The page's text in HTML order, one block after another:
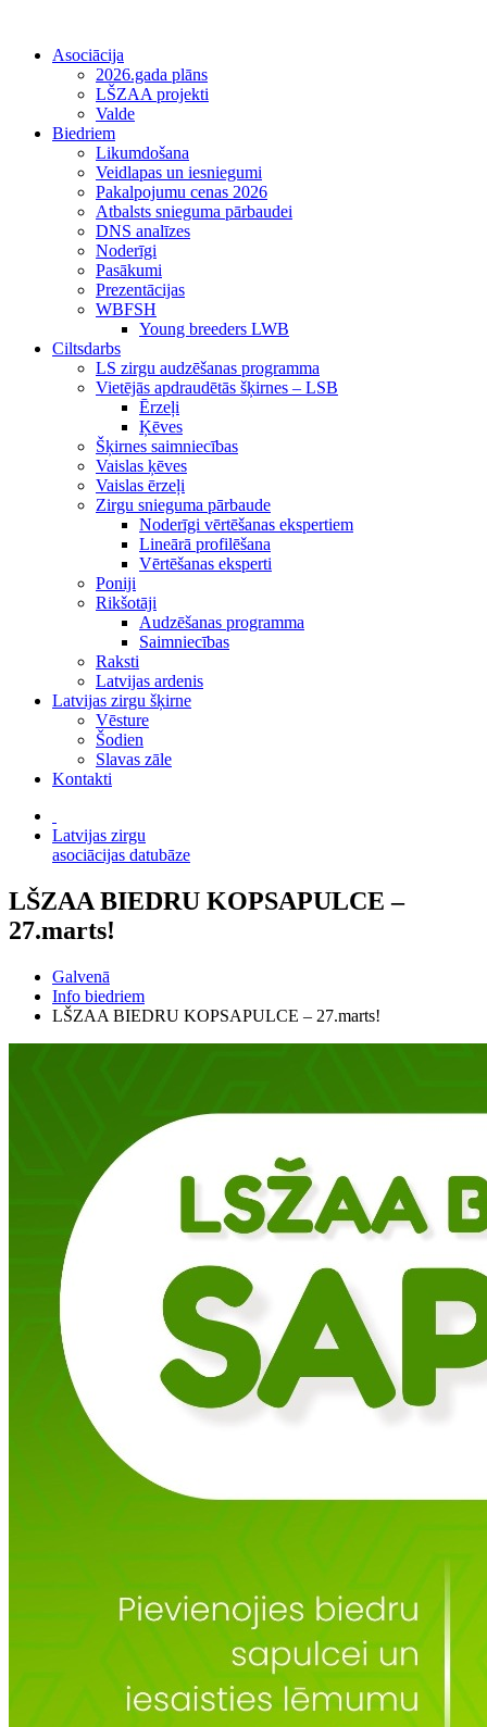
Asociācija
2026.gada plāns
LŠZAA projekti
Valde
Biedriem
Likumdošana
Veidlapas un iesniegumi
Pakalpojumu cenas 2026
Atbalsts snieguma pārbaudei
DNS analīzes
Noderīgi
Pasākumi
Prezentācijas
WBFSH
Young breeders LWB
Ciltsdarbs
LS zirgu audzēšanas programma
Vietējās apdraudētās šķirnes – LSB
Ērzeļi
Ķēves
Šķirnes saimniecības
Vaislas ķēves
Vaislas ērzeļi
Zirgu snieguma pārbaude
Noderīgi vērtēšanas ekspertiem
Lineārā profilēšana
Vērtēšanas eksperti
Poniji
Rikšotāji
Audzēšanas programma
Saimniecības
Raksti
Latvijas ardenis
Latvijas zirgu šķirne
Vēsture
Šodien
Slavas zāle
Kontakti
Latvijas zirgu
asociācijas datubāze
LŠZAA BIEDRU KOPSAPULCE –
27.marts!
Galvenā
Info biedriem
LŠZAA BIEDRU KOPSAPULCE – 27.marts!